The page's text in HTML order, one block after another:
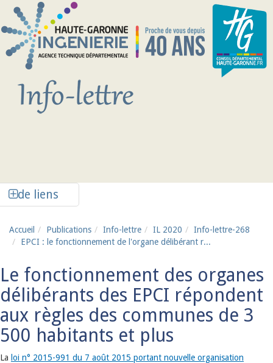
Aller au contenu principal
de liens
Accueil Publications Info-lettre IL 2020
Info-lettre-268
EPCI : le fonctionnement de l'organe délibérant r...
Le fonctionnement des organes
délibérants des EPCI répondent
aux règles des communes de 3
500 habitants et plus
La loi n° 2015-991 du 7 août 2015 portant nouvelle organisation